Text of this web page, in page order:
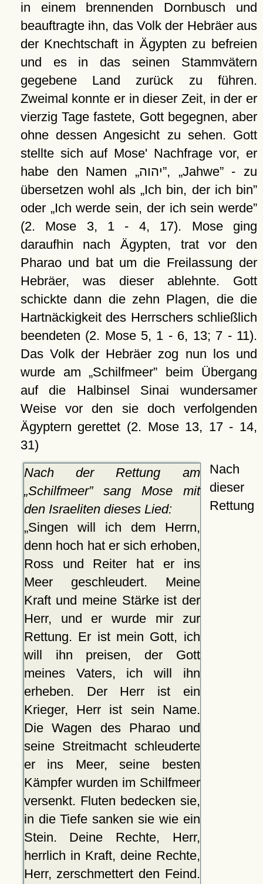
in einem brennenden Dornbusch und
beauftragte ihn, das Volk der Hebräer aus
der Knechtschaft in Ägypten zu befreien
und es in das seinen Stammvätern
gegebene Land zurück zu führen.
Zweimal konnte er in dieser Zeit, in der er
vierzig Tage fastete, Gott begegnen, aber
ohne dessen Angesicht zu sehen. Gott
stellte sich auf Mose' Nachfrage vor, er
habe den Namen
יהוה , Jahwe - zu
übersetzen wohl als Ich bin, der ich bin
oder Ich werde sein, der ich sein werde
(2. Mose 3, 1 - 4, 17). Mose ging
daraufhin nach Ägypten, trat vor den
Pharao und bat um die Freilassung der
Hebräer, was dieser ablehnte. Gott
schickte dann die zehn Plagen, die die
Hartnäckigkeit des Herrschers schließlich
beendeten (2. Mose 5, 1 - 6, 13; 7 - 11).
Das Volk der Hebräer zog nun los und
wurde am Schilfmeer
beim Übergang
auf die Halbinsel Sinai wundersamer
Weise vor den sie doch verfolgenden
Ägyptern gerettet (2. Mose 13, 17 - 14,
31)
Nach der Rettung am
Schilfmeer sang Mose mit
den Israeliten dieses Lied:
Singen will ich dem Herrn,
denn hoch hat er sich erhoben,
Ross und Reiter hat er ins
Meer geschleudert. Meine
Kraft und meine Stärke ist der
Herr, und er wurde mir zur
Rettung. Er ist mein Gott, ich
will ihn preisen, der Gott
meines Vaters, ich will ihn
erheben. Der Herr ist ein
Krieger, Herr ist sein Name.
Die Wagen des Pharao und
seine Streitmacht schleuderte
er ins Meer, seine besten
Kämpfer wurden im Schilfmeer
versenkt. Fluten bedecken sie,
in die Tiefe sanken sie wie ein
Stein. Deine Rechte, Herr,
herrlich in Kraft, deine Rechte,
Herr, zerschmettert den Feind.
Nach
dieser
Rettung